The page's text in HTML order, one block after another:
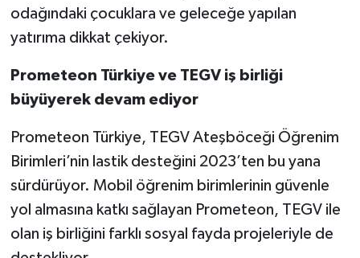
odağındaki çocuklara ve geleceğe yapılan
yatırıma dikkat çekiyor.
Prometeon Türkiye ve TEGV iş birliği
büyüyerek devam ediyor
Prometeon Türkiye, TEGV Ateşböceği Öğrenim
Birimleri’nin lastik desteğini 2023’ten bu yana
sürdürüyor. Mobil öğrenim birimlerinin güvenle
yol almasına katkı sağlayan Prometeon, TEGV ile
olan iş birliğini farklı sosyal fayda projeleriyle de